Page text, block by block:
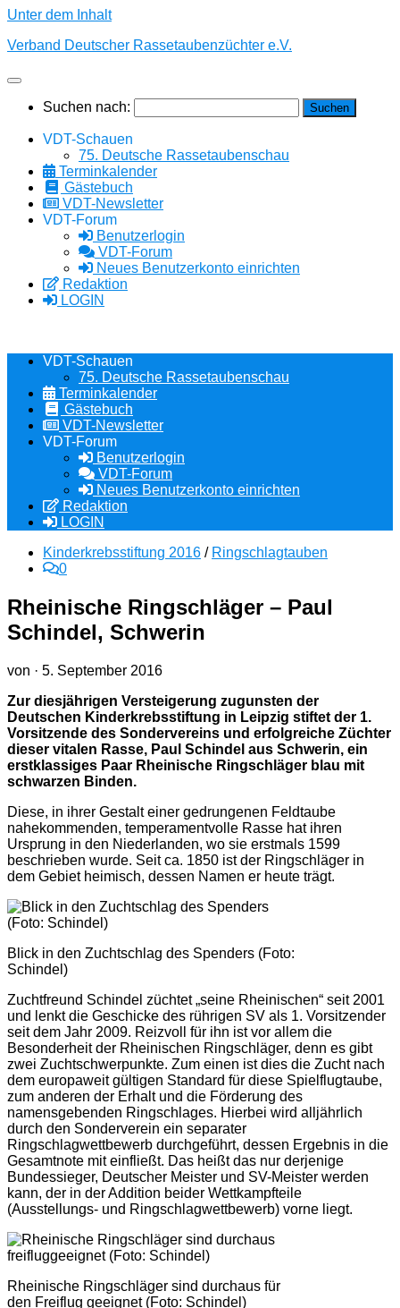
Unter dem Inhalt
Verband Deutscher Rassetaubenzüchter e.V.
Suchen nach:
VDT-Schauen
75. Deutsche Rassetaubenschau
Terminkalender
Gästebuch
VDT-Newsletter
VDT-Forum
Benutzerlogin
VDT-Forum
Neues Benutzerkonto einrichten
Redaktion
LOGIN
VDT-Schauen
75. Deutsche Rassetaubenschau
Terminkalender
Gästebuch
VDT-Newsletter
VDT-Forum
Benutzerlogin
VDT-Forum
Neues Benutzerkonto einrichten
Redaktion
LOGIN
Kinderkrebsstiftung 2016 / Ringschlagtauben
0
Rheinische Ringschläger – Paul
Schindel, Schwerin
von · 5. September 2016
Zur diesjährigen Versteigerung zugunsten der
Deutschen Kinderkrebsstiftung in Leipzig stiftet der 1.
Vorsitzende des Sondervereins und erfolgreiche Züchter
dieser vitalen Rasse, Paul Schindel aus Schwerin, ein
erstklassiges Paar Rheinische Ringschläger blau mit
schwarzen Binden.
Diese, in ihrer Gestalt einer gedrungenen Feldtaube
nahekommenden, temperamentvolle Rasse hat ihren
Ursprung in den Niederlanden, wo sie erstmals 1599
beschrieben wurde. Seit ca. 1850 ist der Ringschläger in
dem Gebiet heimisch, dessen Namen er heute trägt.
Blick in den Zuchtschlag des Spenders (Foto:
Schindel)
Zuchtfreund Schindel züchtet „seine Rheinischen“ seit 2001
und lenkt die Geschicke des rührigen SV als 1. Vorsitzender
seit dem Jahr 2009. Reizvoll für ihn ist vor allem die
Besonderheit der Rheinischen Ringschläger, denn es gibt
zwei Zuchtschwerpunkte. Zum einen ist dies die Zucht nach
dem europaweit gültigen Standard für diese Spielflugtaube,
zum anderen der Erhalt und die Förderung des
namensgebenden Ringschlages. Hierbei wird alljährlich
durch den Sonderverein ein separater
Ringschlagwettbewerb durchgeführt, dessen Ergebnis in die
Gesamtnote mit einfließt. Das heißt das nur derjenige
Bundessieger, Deutscher Meister und SV-Meister werden
kann, der in der Addition beider Wettkampfteile
(Ausstellungs- und Ringschlagwettbewerb) vorne liegt.
Rheinische Ringschläger sind durchaus für
den Freiflug geeignet (Foto: Schindel)